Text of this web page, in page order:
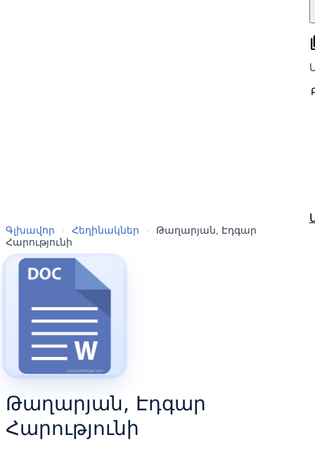
Գլխավոր › Հեղինակներ ›
Թաղարյան, Էդգար
Հարությունի
Թաղարյան, Էդգար
Հարությունի